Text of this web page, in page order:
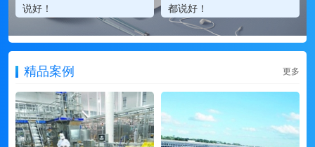
说好！
都说好！
精品案例 更多